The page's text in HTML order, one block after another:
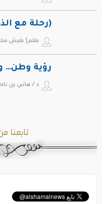
(رحلة مع
بقلم| بقيش
رؤية وطن…
د / هاني بن
تابعنا